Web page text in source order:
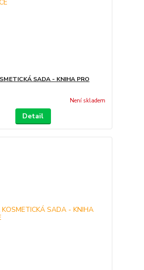
SADA - KNIHA PRO
Není skladem
Detail